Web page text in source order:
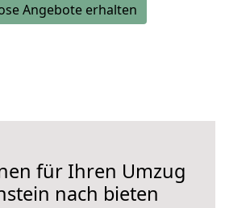
Angebote erhalten
für Ihren Umzug
nach bieten